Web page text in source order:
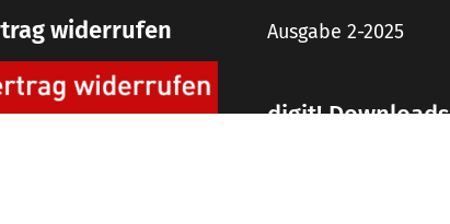
widerrufen
Ausgabe 2-2025
digit! Downloads